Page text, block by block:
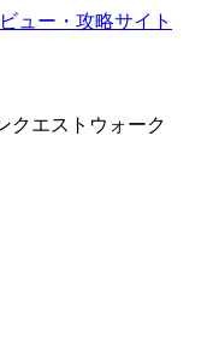
クエストウォーク